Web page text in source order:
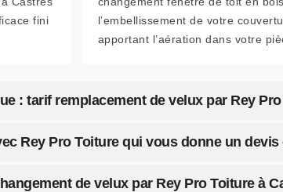
fini
l’embellissement de votre
apportant l’aération dans votre
: tarif remplacement de velux par Rey
Rey Pro Toiture qui vous donne un
de velux par Rey Pro Toiture à